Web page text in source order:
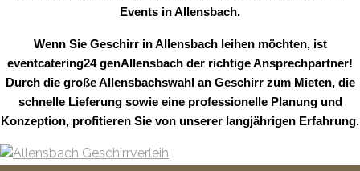
Events in Allensbach.
Wenn Sie Geschirr in Allensbach leihen möchten, ist
eventcatering24 genAllensbach der richtige Ansprechpartner!
Durch die große Allensbachswahl an Geschirr zum Mieten, die
schnelle Lieferung sowie eine professionelle Planung und
Konzeption, profitieren Sie von unserer langjährigen Erfahrung.